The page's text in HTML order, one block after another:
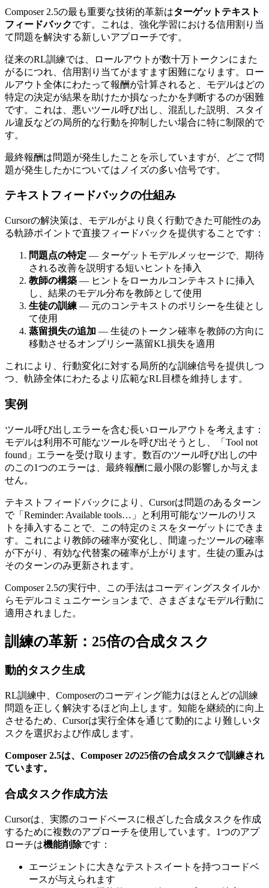
Composer 2.5の最も重要な技術的革新はターゲットテキスト
フィードバックです。これは、強化学習における信用割り当
て問題を解決する新しいアプローチです。
従来のRL訓練では、ロールアウトが数十万トークンにまた
がるにつれ、信用割り当てがますます困難になります。ロー
ルアウト全体にわたって報酬が計算されると、モデルはどの
特定の決定が結果を助けたか損なったかを判断するのが困難
です。これは、悪いツール呼び出し、混乱した説明、スタイ
ル違反などの局所的な行動を抑制したい場合に特に制限的で
す。
最終報酬は問題が発生したことを示していますが、 どこで問
題が発生したかについてはノイズの多い信号です。
テキストフィードバックの仕組み
Cursorの解決策は、モデルがより良く行動できた可能性のあ
る軌跡ポイントで直接フィードバックを提供することです：
問題点の特定 — ターゲットモデルメッセージで、期待
される改善を説明する短いヒントを挿入
教師の構築 — ヒントをローカルコンテキストに挿入
し、結果のモデル分布を教師として使用
生徒の訓練 — 元のコンテキストのポリシーを生徒とし
て使用
蒸留損失の追加 — 生徒のトークン確率を教師の方向に
移動させるオンプリシー蒸留KL損失を適用
これにより、行動変化に対する局所的な訓練信号を提供しつ
つ、軌跡全体にわたるより広範なRL目標を維持します。
実例
ツール呼び出しエラーを含む長いロールアウトを考えます：
モデルは利用不可能なツールを呼び出そうとし、「Tool not
found」エラーを受け取ります。数百のツール呼び出しの中
のこの1つのエラーは、最終報酬に最小限の影響しか与えま
せん。
テキストフィードバックにより、Cursorは問題のあるターン
で「Reminder: Available tools…」と利用可能なツールのリス
トを挿入することで、この特定のミスをターゲットにできま
す。これにより教師の確率が変化し、間違ったツールの確率
が下がり、有効な代替案の確率が上がります。生徒の重みは
そのターンのみ更新されます。
Composer 2.5の実行中、この手法はコーディングスタイルか
らモデルコミュニケーションまで、さまざまなモデル行動に
適用されました。
訓練の革新：25倍の合成タスク
動的タスク生成
RL訓練中、Composerのコーディング能力はほとんどの訓練
問題を正しく解決するほど向上します。知能を継続的に向上
させるため、Cursorは実行全体を通じて動的により難しいタ
スクを選択および作成します。
Composer 2.5は、Composer 2の25倍の合成タスクで訓練され
ています。
合成タスク作成方法
Cursorは、実際のコードベースに根ざした合成タスクを作成
するために複数のアプローチを使用しています。1つのアプ
ローチは機能削除です：
エージェントに大きなテストスイートを持つコードベ
ースが与えられます